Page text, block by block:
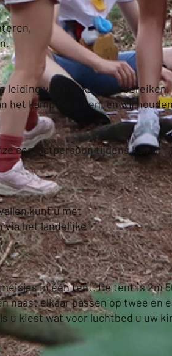
leiding van het kamp te
het kamp bereiken, en wij
onze contactpersoon
kunt u met
via het landelijke
in één tent. De tent is 2m
naast elkaar passen op twee en
u kiest wat voor luchtbed u uw